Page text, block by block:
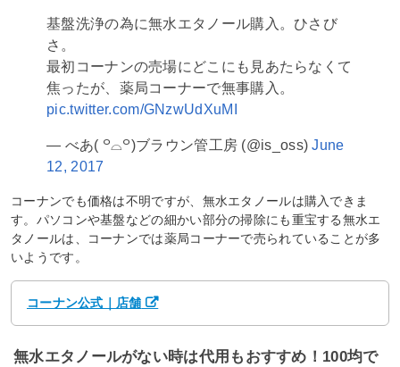
基盤洗浄の為に無水エタノール購入。ひさび
さ。
最初コーナンの売場にどこにも見あたらなくて
焦ったが、薬局コーナーで無事購入。
pic.twitter.com/GNzwUdXuMI
— べあ( ꒪⌓꒪)ブラウン管工房 (@is_oss)June
12, 2017
コーナンでも価格は不明ですが、無水エタノールは購入できま
す。パソコンや基盤などの細かい部分の掃除にも重宝する無水エ
タノールは、コーナンでは薬局コーナーで売られていることが多
いようです。
コーナン公式｜店舗
無水エタノールがない時は代用もおすすめ！100均で